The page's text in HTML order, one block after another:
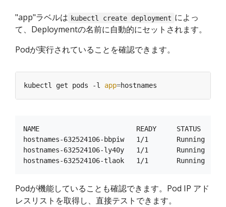
"app"ラベルは kubectl create deployment によっ
て、Deploymentの名前に自動的にセットされます。
Podが実行されていることを確認できます。
kubectl get pods -l app=
NAME                        READY     STATUS
hostnames-632524106-bbpiw   1/1       Running
hostnames-632524106-ly40y   1/1       Running
Podが機能していることも確認できます。Pod IP アド
レスリストを取得し、直接テストできます。